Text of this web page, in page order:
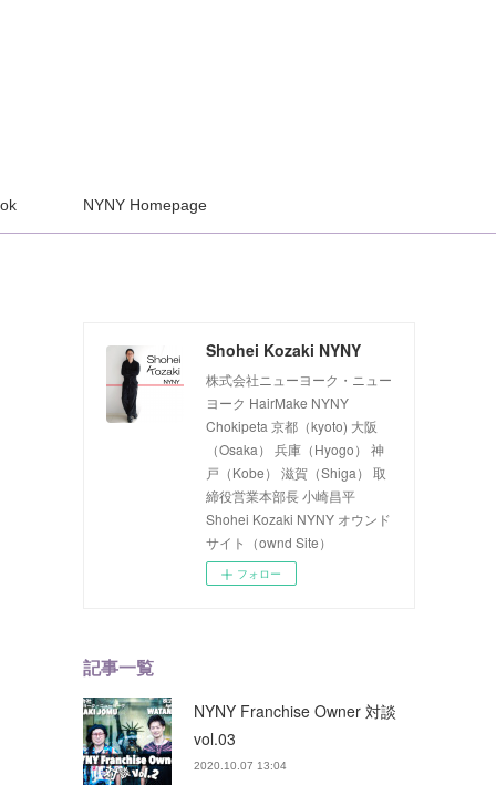
NYNY Homepage
Shohei Kozaki NYNY
株式会社ニューヨーク・ニュー
ヨーク HairMake NYNY
Chokipeta 京都（kyoto) 大阪
（Osaka） 兵庫（Hyogo） 神
戸（Kobe） 滋賀（Shiga） 取
締役営業本部長 小崎昌平
Shohei Kozaki NYNY オウンド
サイト（ownd Site）
フォロー
記事一覧
NYNY Franchise Owner 対談
vol.03
2020.10.07 13:04